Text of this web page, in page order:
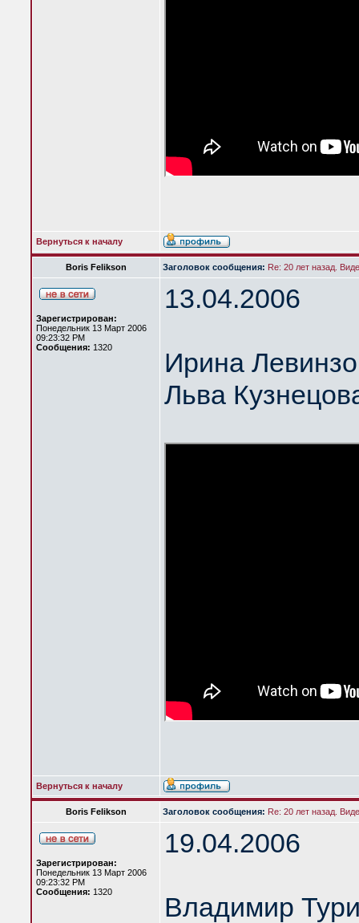
Вернуться к началу
Boris Felikson Заголовок сообщения: Re: 20 лет назад.
Зарегистрирован:
Понедельник 13 Март 2006
09:23:32 PM
Сообщения: 1320
13.04.2006
Ирина
Льва
Вернуться к началу
Boris Felikson Заголовок сообщения: Re: 20 лет назад.
Зарегистрирован:
Понедельник 13 Март 2006
09:23:32 PM
Сообщения: 1320
19.04.2006
Владимир